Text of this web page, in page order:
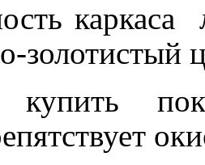
золотистый
купить